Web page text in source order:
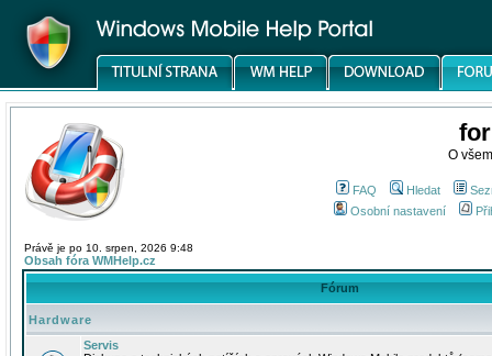
O
FAQ Hledat
Osobní nastavení
Právě je po 10. srpen, 2026 9:48
Obsah fóra WMHelp.cz
Fórum
Hardware
Servis